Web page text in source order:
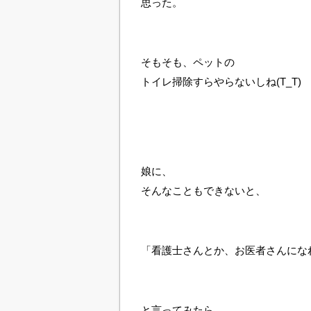
思った。
そもそも、ペットの
トイレ掃除すらやらないしね(T_T)
娘に、
そんなこともできないと、
「看護士さんとか、お医者さんにな